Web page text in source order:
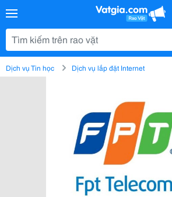
Dịch vụ Tin học Dịch vụ lắp đặt Internet